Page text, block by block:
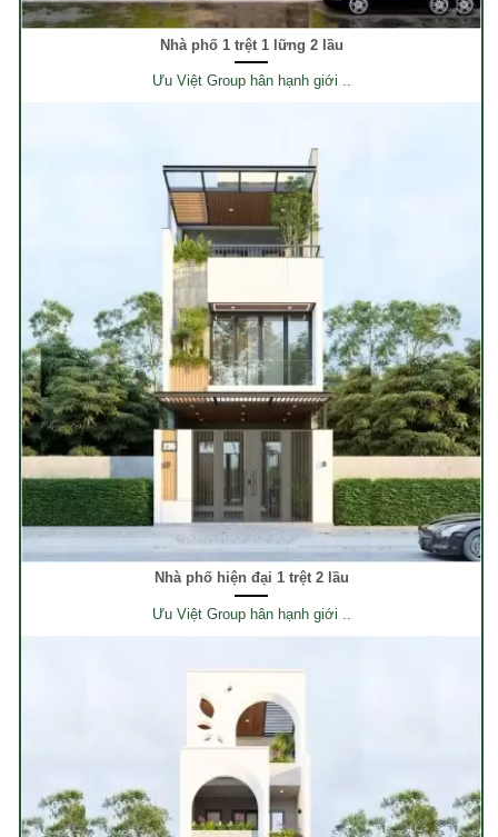
Nhà phố 1 trệt 1 lững 2 lầu
Ưu Việt Group hân hạnh giới ..
Nhà phố hiện đại 1 trệt 2 lầu
Ưu Việt Group hân hạnh giới ..